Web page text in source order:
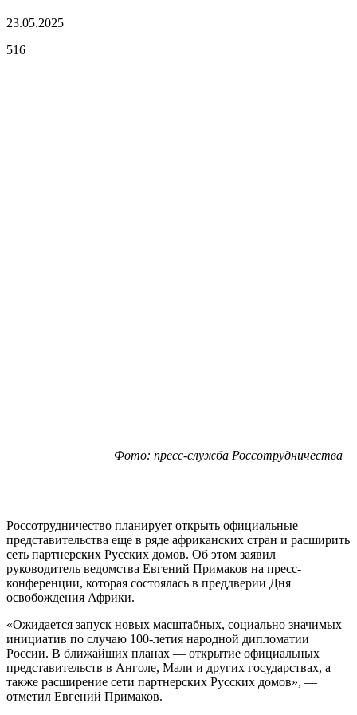
23.05.2025
516
Фото: пресс-служба Россотрудничества
Россотрудничество планирует открыть официальные
представительства еще в ряде африканских стран и расширить
сеть партнерских Русских домов. Об этом заявил
руководитель ведомства Евгений Примаков на пресс-
конференции, которая состоялась в преддверии Дня
освобождения Африки.
«Ожидается запуск новых масштабных, социально значимых
инициатив по случаю 100-летия народной дипломатии
России. В ближайших планах — открытие официальных
представительств в Анголе, Мали и других государствах, а
также расширение сети партнерских Русских домов», —
отметил Евгений Примаков.